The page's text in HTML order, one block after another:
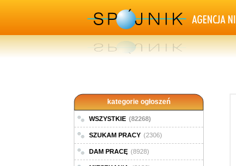
kategorie ogłoszeń
WSZYSTKIE (82268)
SZUKAM PRACY (2306)
DAM PRACĘ (8928)